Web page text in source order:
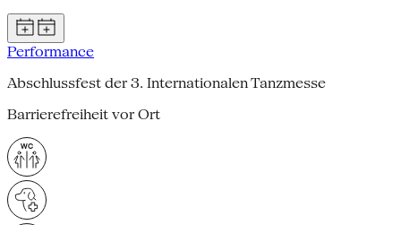
Performance
Abschlussfest der 3. Internationalen Tanzmesse
Barrierefreiheit vor Ort